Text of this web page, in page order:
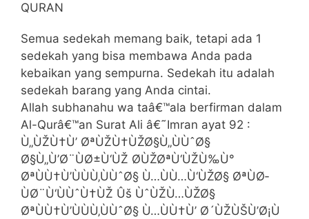
QURAN
Semua sedekah memang baik, tetapi ada 1
sedekah yang bisa membawa Anda pada
kebaikan yang sempurna. Sedekah itu adalah
sedekah barang yang Anda cintai.
Allah subhanahu wa taâ€™ala berfirman dalam
Al-Qurâ€™an Surat Ali â€˜Imran ayat 92 :
Ù„ÙŽÙ†Ù’ ØªÙŽÙ†ÙŽØ§Ù„ÙÙˆØ§
Ø§Ù„Ù’Ø¨ÙØ±Ù‘ÙŽ Ø­ÙŽØªÙ‘ÙŽÙ‰Ù°
ØªÙÙ†Ù’ÙÙÙ‚ÙÙˆØ§ Ù…ÙÙ…Ù‘ÙŽØ§ ØªÙØ­
ÙØ¨Ù‘ÙÙˆÙ†ÙŽ Ûš ÙˆÙŽÙ…ÙŽØ§
ØªÙÙ†Ù’ÙÙÙ‚ÙÙˆØ§ Ù…ÙÙ†Ù’ Ø´ÙŽÙŠÙ’Ø¡Ù